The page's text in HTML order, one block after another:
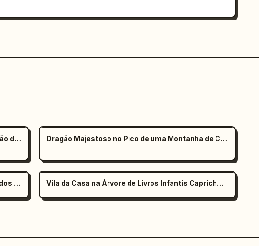
Capa do Xiaohongshu para Site de Comparação de Modelos de IA Dragão Majestoso no Pico de uma Montanha de Cristal
Robô Mordomo Art Déco em Mansão Vintage dos Anos 1920 Vila da Casa na Árvore de Livros Infantis Caprichosos ao Entardecer